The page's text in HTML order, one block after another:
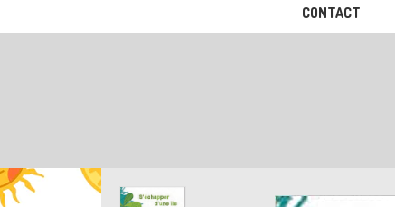
CONTACT